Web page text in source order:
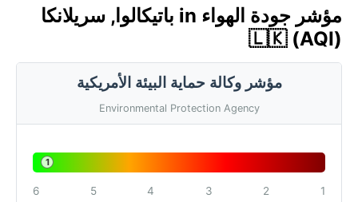
مؤشر جودة الهواء in باتيكالوا, سريلانكا
🇱🇰 (AQI)
مؤشر وكالة حماية البيئة الأمريكية
Environmental Protection Agency
1
1
2
3
4
5
6